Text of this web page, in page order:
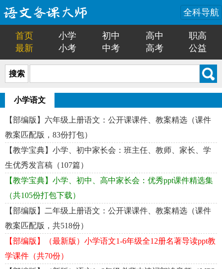
全科导航
首页 小学 初中 高中
职高
最新
小考 中考 高考 公益
搜索
小学语文
【部编版】六年级上册语文：公开课课件、教案精选（课件
教案匹配版，83份打包）
【教学宝典】小学、初中家长会：班主任、教师、家长、学
生优秀发言稿（107篇）
【教学宝典】小学、初中、高中家长会：优秀ppt课件精选集
（共105份打包下载）
【部编版】二年级上册语文：公开课课件、教案精选（课件
教案匹配版，共518份）
【部编版】（最新版）小学语文1-6年级全12册名著导读ppt教
学课件（共70份）